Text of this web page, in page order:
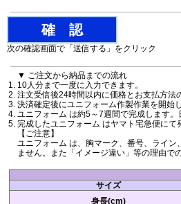
次の確認画面で「送信する」をクリック
▼ ご注文から納品までの流れ
10人分まで一度に入力できます。
注文受信後24時間以内に価格とお支払方法
決済確定後にユニフォーム作製作業を開始し
ユニフォーム は約5～7週間で完成します。
完成したユニフォーム はヤマト宅急便に
【ご注意】
ユニフォーム は、胸マーク、番号、ライ
ません。また「イメージ違い」等の理由で
サイズ
身長(cm)